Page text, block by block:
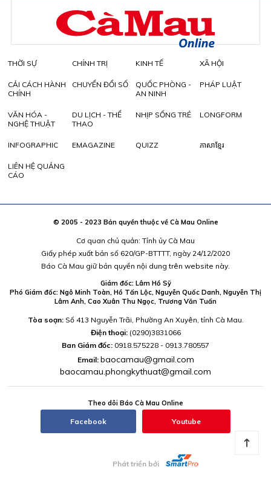
THỜI SỰ CHÍNH TRỊ KINH TẾ XÃ HỘI
CẢI CÁCH HÀNH
CHÍNH
CHUYỂN ĐỔI SỐ
QUỐC PHÒNG -
AN NINH
PHÁP LUẬT
VĂN HÓA -
NGHỆ THUẬT
DU LỊCH - THỂ
THAO
NHỊP SỐNG TRẺ LONGFORM
INFOGRAPHIC EMAGAZINE QUIZZ ភាសាខ្មែរ
LIÊN HỆ QUẢNG
CÁO
© 2005 - 2023 Bản quyền thuộc về Cà Mau Online
Cơ quan chủ quản: Tỉnh ủy Cà Mau
Giấy phép xuất bản số 620/GP-BTTTT, ngày 24/12/2020
Báo Cà Mau giữ bản quyền nội dung trên website này.
Giám đốc: Lâm Hồ Sỹ
Phó Giám đốc: Ngô Minh Toàn, Hồ Tấn Lộc, Nguyễn Quốc Danh, Nguyễn Thị
Lâm Anh, Cao Xuân Thu Ngọc, Trương Văn Tuấn
Tòa soạn:Số 413 Nguyễn Trãi, Phường An Xuyên, tỉnh Cà Mau.
Điện thoại: (0290)3831066
Ban Giám đốc: 0918.575228 - 0913.780557
Email: baocamau@gmail.com
baocamau.phongkythuat@gmail.com
Theo dõi Báo Cà Mau Online
Facebook Youtube
Phát triển bởi